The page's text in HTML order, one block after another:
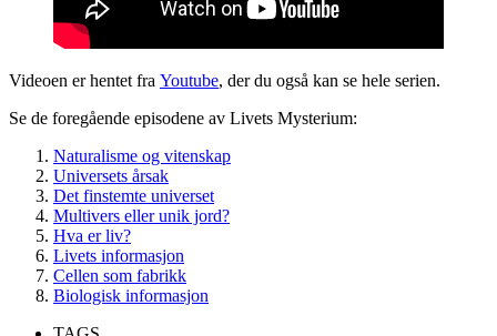
Videoen er hentet fra Youtube, der du også kan se hele serien.
Se de foregående episodene av Livets Mysterium:
Naturalisme og vitenskap
Universets årsak
Det finstemte universet
Multivers eller unik jord?
Hva er liv?
Livets informasjon
Cellen som fabrikk
Biologisk informasjon